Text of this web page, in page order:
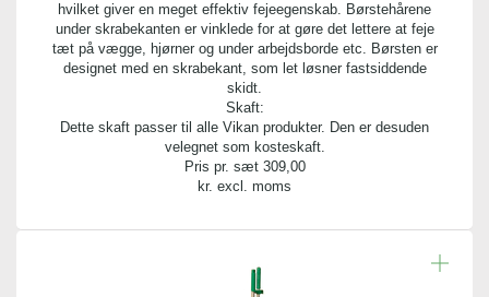
hvilket giver en meget effektiv fejeegenskab. Børstehårene
under skrabekanten er vinklede for at gøre det lettere at feje
tæt på vægge, hjørner og under arbejdsborde etc. Børsten er
designet med en skrabekant, som let løsner fastsiddende
skidt.
Skaft:
Dette skaft passer til alle Vikan produkter. Den er desuden
velegnet som kosteskaft.
Pris pr. sæt 309,00
kr. excl. moms